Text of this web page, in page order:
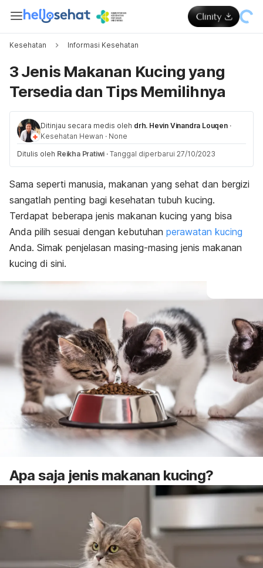
Kesehatan Informasi Kesehatan
3 Jenis Makanan Kucing yang
Tersedia dan Tips Memilihnya
Ditinjau secara medis oleh drh. Hevin Vinandra Louqen ·
Kesehatan Hewan · None
Ditulis oleh Reikha Pratiwi · Tanggal diperbarui 27/10/2023
Sama seperti manusia, makanan yang sehat dan bergizi
sangatlah penting bagi kesehatan tubuh kucing.
Terdapat beberapa jenis makanan kucing yang bisa
Anda pilih sesuai dengan kebutuhan perawatan kucing
Anda. Simak penjelasan masing-masing jenis makanan
kucing di sini.
Apa saja jenis makanan kucing?